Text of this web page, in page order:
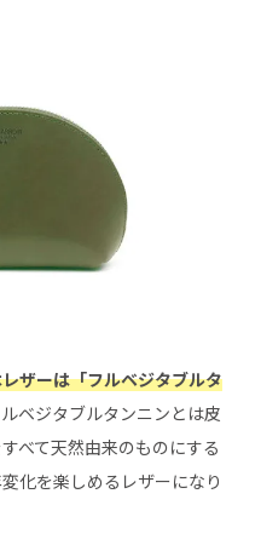
ザーは「フルベジタブルタ
ベジタブルタンニンとは皮
べて天然由来のものにする
化を楽しめるレザーになり